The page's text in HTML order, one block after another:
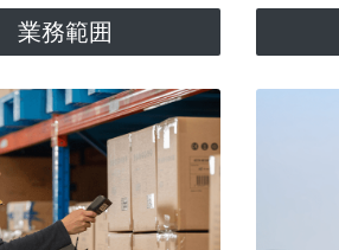
業務範囲